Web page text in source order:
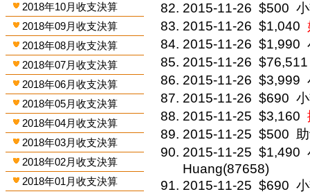
2018年10月收支決算
2018年09月收支決算
2018年08月收支決算
2018年07月收支決算
2018年06月收支決算
2018年05月收支決算
2018年04月收支決算
2018年03月收支決算
2018年02月收支決算
2018年01月收支決算
2015-11-26 $500
2015-11-26 $1,040
2015-11-26 $1,990
2015-11-26 $76,511
2015-11-26 $3,999
2015-11-26 $690
2015-11-25 $3,160
2015-11-25 $500
2015-11-25 $1,490
Huang(87658)
2015-11-25 $690